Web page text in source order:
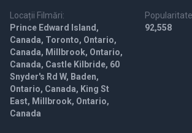
Locații Filmări:
Prince Edward Island,
Canada, Toronto, Ontario,
Canada, Millbrook, Ontario,
Canada, Castle Kilbride, 60
Snyder's Rd W, Baden,
Ontario, Canada, King St
East, Millbrook, Ontario,
Canada
92,558